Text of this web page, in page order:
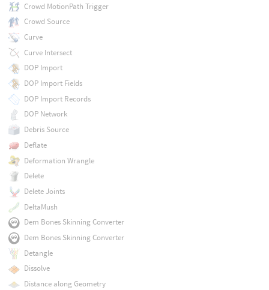
Crowd MotionPath Trigger
Crowd Source
Curve
Curve Intersect
DOP Import
DOP Import Fields
DOP Import Records
DOP Network
Debris Source
Deflate
Deformation Wrangle
Delete
Delete Joints
DeltaMush
Dem Bones Skinning Converter
Dem Bones Skinning Converter
Detangle
Dissolve
Distance along Geometry